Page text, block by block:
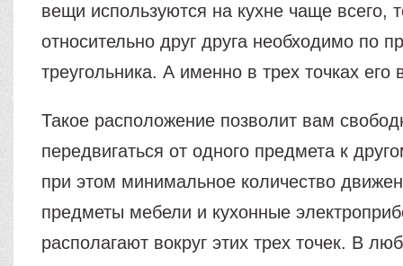
вещи используются на кухне чаще всего,
относительно друг друга необходимо по
треугольника. А именно в трех точках его
Такое расположение позволит вам
передвигаться от одного предмета к
при этом минимальное количество
предметы мебели и кухонные
располагают вокруг этих трех точек. В